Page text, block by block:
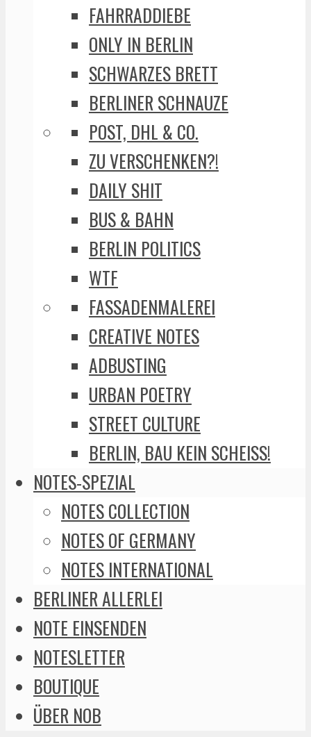
FAHRRADDIEBE
ONLY IN BERLIN
SCHWARZES BRETT
BERLINER SCHNAUZE
POST, DHL & CO.
ZU VERSCHENKEN?!
DAILY SHIT
BUS & BAHN
BERLIN POLITICS
WTF
FASSADENMALEREI
CREATIVE NOTES
ADBUSTING
URBAN POETRY
STREET CULTURE
BERLIN, BAU KEIN SCHEISS!
NOTES-SPEZIAL
NOTES COLLECTION
NOTES OF GERMANY
NOTES INTERNATIONAL
BERLINER ALLERLEI
NOTE EINSENDEN
NOTESLETTER
BOUTIQUE
ÜBER NOB